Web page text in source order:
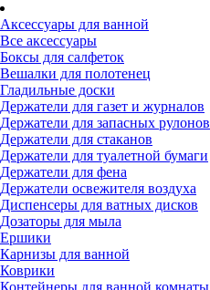
Аксессуары для ванной
Все аксессуары
Боксы для салфеток
Вешалки для полотенец
Гладильные доски
Держатели для газет и журналов
Держатели для запасных рулонов
Держатели для стаканов
Держатели для туалетной бумаги
Держатели для фена
Держатели освежителя воздуха
Диспенсеры для ватных дисков
Дозаторы для мыла
Ершики
Карнизы для ванной
Коврики
Контейнеры для ванной комнаты